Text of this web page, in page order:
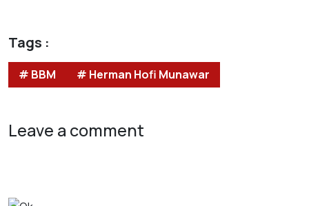
Tags :
# BBM # Herman Hofi Munawar
Leave a comment